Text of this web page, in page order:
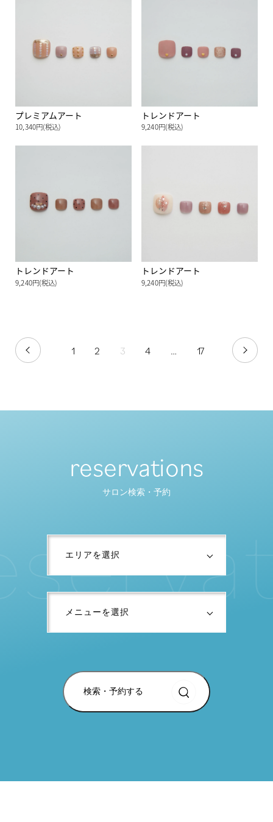
プレミアムアート
10,340円(税込)
トレンドアート
9,240円(税込)
トレンドアート
9,240円(税込)
トレンドアート
9,240円(税込)
PREV 1 2 3 4 … 17 NEXT
reservations
サロン検索・予約
検索・予約する
servat